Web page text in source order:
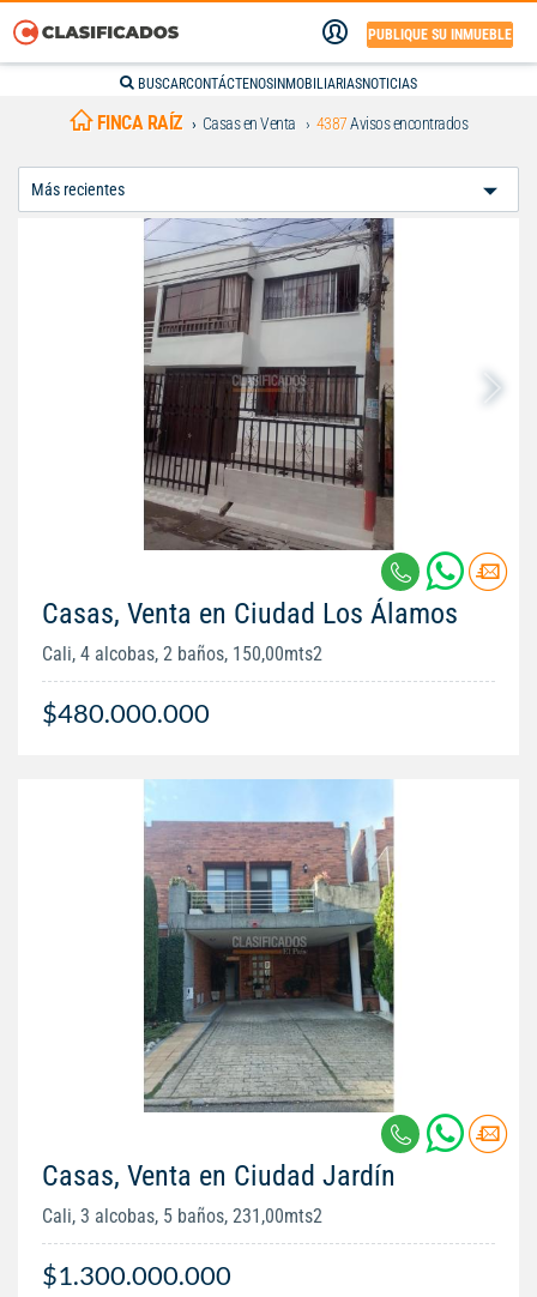
PUBLIQUE SU INMUEBLE
BUSCARCONTÁCTENOS INMOBILIARIASNOTICIAS
FINCA RAÍZ Casas en Venta 4387Avisos encontrados
Casas, Venta en Ciudad Los Álamos
Cali, 4 alcobas, 2 baños, 150,00mts2
$480.000.000
Casas, Venta en Ciudad Jardín
Cali, 3 alcobas, 5 baños, 231,00mts2
$1.300.000.000